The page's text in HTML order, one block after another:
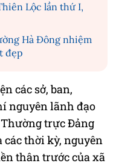
Lộc lần thứ I,
Hà Đông nhiệm
đẹp
các sở, ban,
nguyên lãnh đạo
trực Đảng
thời kỳ, nguyên
thân trước của xã